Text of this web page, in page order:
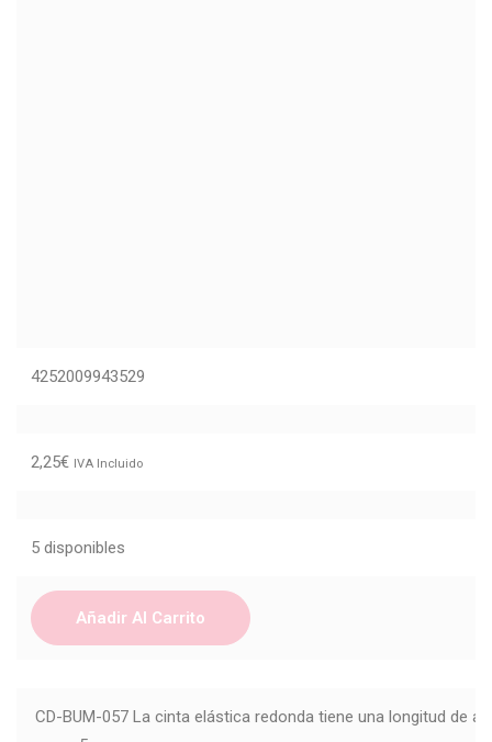
4252009943529
2,25€ IVA Incluido
5 disponibles
Añadir Al Carrito
CD-BUM-057 La cinta elástica redonda tiene una longitud de